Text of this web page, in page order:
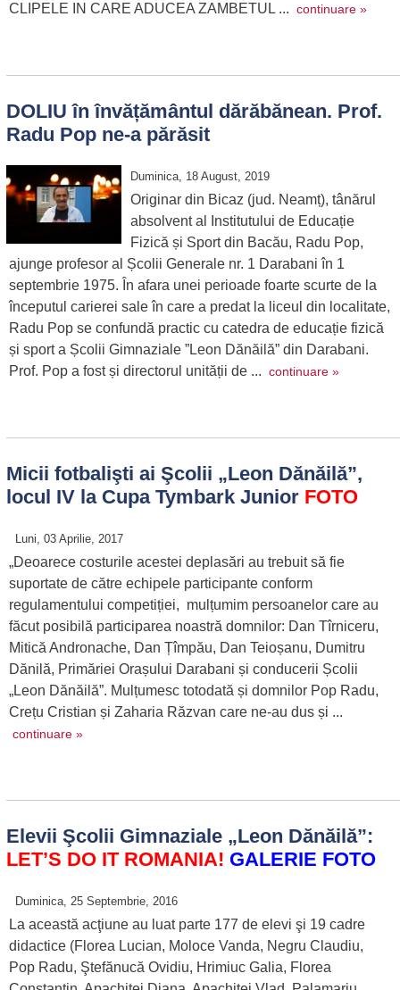
CLIPELE IN CARE ADUCEA ZAMBETUL ... continuare »
DOLIU în învățământul dărăbănean. Prof.
Radu Pop ne-a părăsit
Duminica, 18 August, 2019
Originar din Bicaz (jud. Neamț), tânărul
absolvent al Institutului de Educație
Fizică și Sport din Bacău, Radu Pop,
ajunge profesor al Școlii Generale nr. 1 Darabani în 1
septembrie 1975. În afara unei perioade foarte scurte de la
începutul carierei sale în care a predat la liceul din localitate,
Radu Pop se confundă practic cu catedra de educație fizică
și sport a Școlii Gimnaziale ”Leon Dănăilă” din Darabani.
Prof. Pop a fost și directorul unității de ... continuare »
Micii fotbalişti ai Şcolii „Leon Dănăilă”,
locul IV la Cupa Tymbark Junior FOTO
Luni, 03 Aprilie, 2017
„Deoarece costurile acestei deplasări au trebuit să fie
suportate de către echipele participante conform
regulamentului competiției, mulțumim persoanelor care au
făcut posibilă participarea noastră domnilor: Dan Tîrniceru,
Mitică Andronache, Dan Țîmpău, Dan Teioșanu, Dumitru
Dănilă, Primăriei Orașului Darabani și conducerii Școlii
„Leon Dănăilă”. Mulțumesc totodată și domnilor Pop Radu,
Crețu Cristian și Zaharia Răzvan care ne-au dus și ...
continuare »
Elevii Şcolii Gimnaziale „Leon Dănăilă”:
LET’S DO IT ROMANIA! GALERIE FOTO
Duminica, 25 Septembrie, 2016
La această acţiune au luat parte 177 de elevi şi 19 cadre
didactice (Florea Lucian, Moloce Vanda, Negru Claudiu,
Pop Radu, Ştefănucă Ovidiu, Hrimiuc Galia, Florea